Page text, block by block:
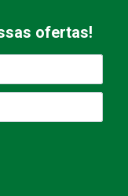
ofertas!